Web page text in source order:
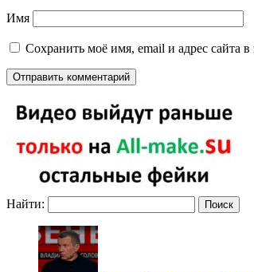
Имя
Сохранить моё имя, email и адрес сайта
Найти: